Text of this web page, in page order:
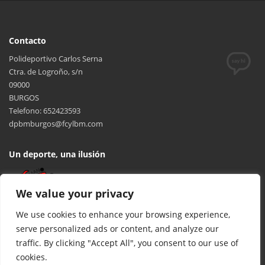
We value your privacy
We use cookies to enhance your browsing experience,
serve personalized ads or content, and analyze our
traffic. By clicking "Accept All", you consent to our use of
cookies.
MASCULINO)
Contacto
Polideportivo Carlos Serna
Ctra. de Logroño, s/n
09000
BURGOS
Telefono: 652423593
dpbmburgos@fcylbm.com
Un deporte, una ilusión